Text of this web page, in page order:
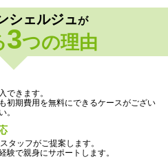
シェルジュが
3つの理由
できます。
初期費用を無料にできるケースがござい
。
タッフがご提案します。
験で親身にサポートします。